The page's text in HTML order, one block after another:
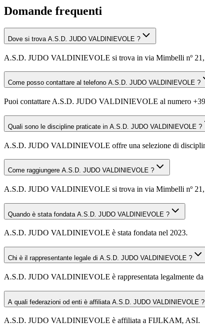
Domande frequenti
Dove si trova A.S.D. JUDO VALDINIEVOLE ?
A.S.D. JUDO VALDINIEVOLE si trova in via Mimbelli nº 21,
Come posso contattare al telefono A.S.D. JUDO VALDINIEVOLE ?
Puoi contattare A.S.D. JUDO VALDINIEVOLE al numero
Quali sono le discipline praticate in A.S.D. JUDO VALDINIEVOLE ?
A.S.D. JUDO VALDINIEVOLE offre una selezione di
Come raggiungere A.S.D. JUDO VALDINIEVOLE ?
A.S.D. JUDO VALDINIEVOLE si trova in via Mimbelli nº 21,
Quando è stata fondata A.S.D. JUDO VALDINIEVOLE ?
A.S.D. JUDO VALDINIEVOLE è stata fondata nel 2023.
Chi è il rappresentante legale di A.S.D. JUDO VALDINIEVOLE ?
A.S.D. JUDO VALDINIEVOLE è rappresentata legalmente
A quali federazioni od enti è affiliata A.S.D. JUDO VALDINIEVOLE ?
A.S.D. JUDO VALDINIEVOLE è affiliata a FIJLKAM, ASI.